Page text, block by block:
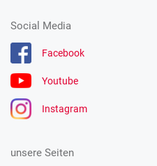
Social Media
Facebook
Youtube
Instagram
unsere Seiten